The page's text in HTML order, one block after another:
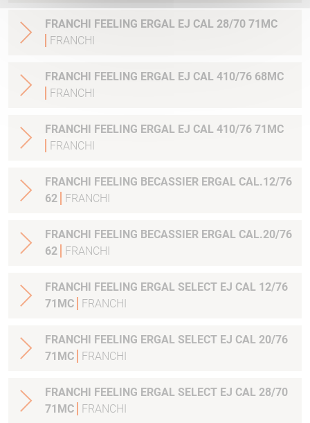
FRANCHI FEELING ERGAL EJ CAL 28/70 71MC
FRANCHI
FRANCHI FEELING ERGAL EJ CAL 410/76 68MC
FRANCHI
FRANCHI FEELING ERGAL EJ CAL 410/76 71MC
FRANCHI
FRANCHI FEELING BECASSIER ERGAL CAL.12/76
62
FRANCHI
FRANCHI FEELING BECASSIER ERGAL CAL.20/76
62
FRANCHI
FRANCHI FEELING ERGAL SELECT EJ CAL 12/76
71MC
FRANCHI
FRANCHI FEELING ERGAL SELECT EJ CAL 20/76
71MC
FRANCHI
FRANCHI FEELING ERGAL SELECT EJ CAL 28/70
71MC
FRANCHI